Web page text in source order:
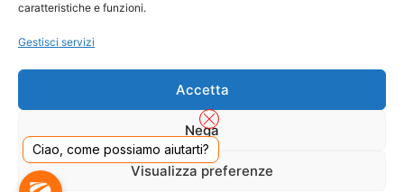
caratteristiche e funzioni.
Gestisci servizi
Accetta
Nega
Visualizza preferenze
DADO S.R.L. Unipersonale - Viale Enrico Forlanini 23 - 20134 Milano (MI) - Italy
Tel. 02.40703420 - P.Iva/C.F. 02681390809 - Numero REA MI-2640300 - Cap. Soc.
Ciao, come possiamo aiutarti?